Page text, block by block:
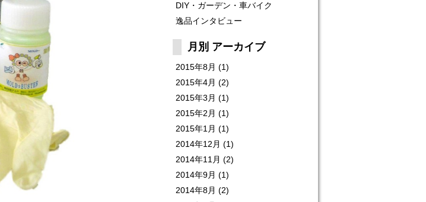
DIY・ガーデン・車バイク
逸品インタビュー
月別 アーカイブ
2015年8月 (1)
2015年4月 (2)
2015年3月 (1)
2015年2月 (1)
2015年1月 (1)
2014年12月 (1)
2014年11月 (2)
2014年9月 (1)
2014年8月 (2)